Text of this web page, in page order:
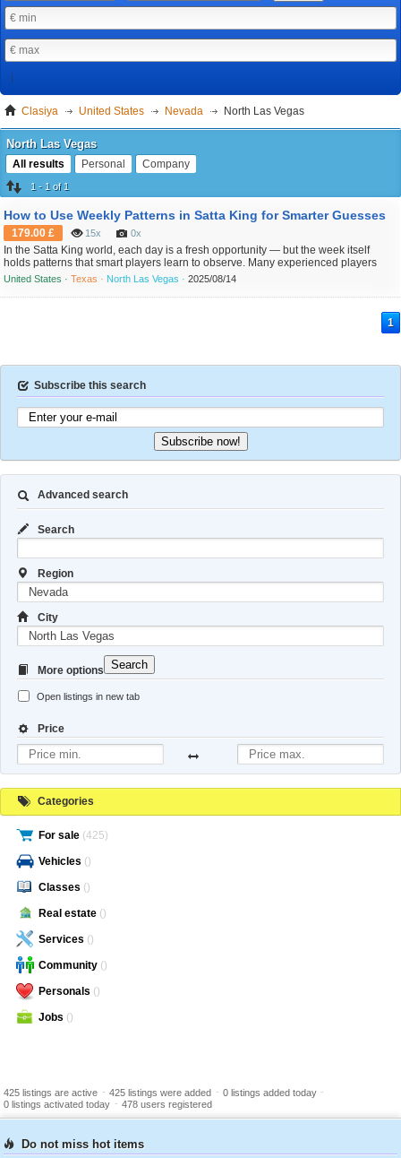
Clasiya United States Nevada North Las Vegas
North Las Vegas
All results Personal Company
1 - 1 of 1
How to Use Weekly Patterns in Satta King for Smarter Guesses
179.00 £ 15x 0x
In the Satta King world, each day is a fresh opportunity — but the week itself
holds patterns that smart players learn to observe. Many experienced players
rely on more than just single-day charts. They build their logic around weekly
behaviors and If you liked this short article and you would like to receive a lot
more details relating to Satta Ki...
United States ·Texas · North Las Vegas ·2025/08/14
1
Subscribe this search
Subscribe now!
Advanced search
Search
Region
City
More options
Open listings in new tab
Price
Search
Categories
For sale (425)
Vehicles ()
Classes ()
Real estate ()
Services ()
Community ()
Personals ()
Jobs ()
425 listings are active - 425 listings were added - 0 listings added today -
0 listings activated today - 478 users registered
Do not miss hot items